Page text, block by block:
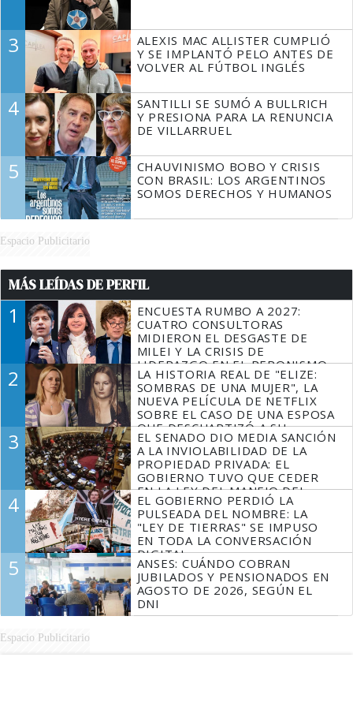
3
ALEXIS MAC ALLISTER CUMPLIÓ
Y SE IMPLANTÓ PELO ANTES DE
VOLVER AL FÚTBOL INGLÉS
4
SANTILLI SE SUMÓ A BULLRICH
Y PRESIONA PARA LA RENUNCIA
DE VILLARRUEL
5
CHAUVINISMO BOBO Y CRISIS
CON BRASIL: LOS ARGENTINOS
SOMOS DERECHOS Y HUMANOS
Espacio Publicitario
MÁS LEÍDAS DE PERFIL
1
ENCUESTA RUMBO A 2027:
CUATRO CONSULTORAS
MIDIERON EL DESGASTE DE
MILEI Y LA CRISIS DE
LIDERAZGO EN EL PERONISMO
2
LA HISTORIA REAL DE "ELIZE:
SOMBRAS DE UNA MUJER", LA
NUEVA PELÍCULA DE NETFLIX
SOBRE EL CASO DE UNA ESPOSA
QUE DESCUARTIZÓ A SU
MARIDO
3
EL SENADO DIO MEDIA SANCIÓN
A LA INVIOLABILIDAD DE LA
PROPIEDAD PRIVADA: EL
GOBIERNO TUVO QUE CEDER
EN LA LEY DEL MANEJO DEL
FUEGO
4
EL GOBIERNO PERDIÓ LA
PULSEADA DEL NOMBRE: LA
"LEY DE TIERRAS" SE IMPUSO
EN TODA LA CONVERSACIÓN
DIGITAL
5
ANSES: CUÁNDO COBRAN
JUBILADOS Y PENSIONADOS EN
AGOSTO DE 2026, SEGÚN EL
DNI
Espacio Publicitario